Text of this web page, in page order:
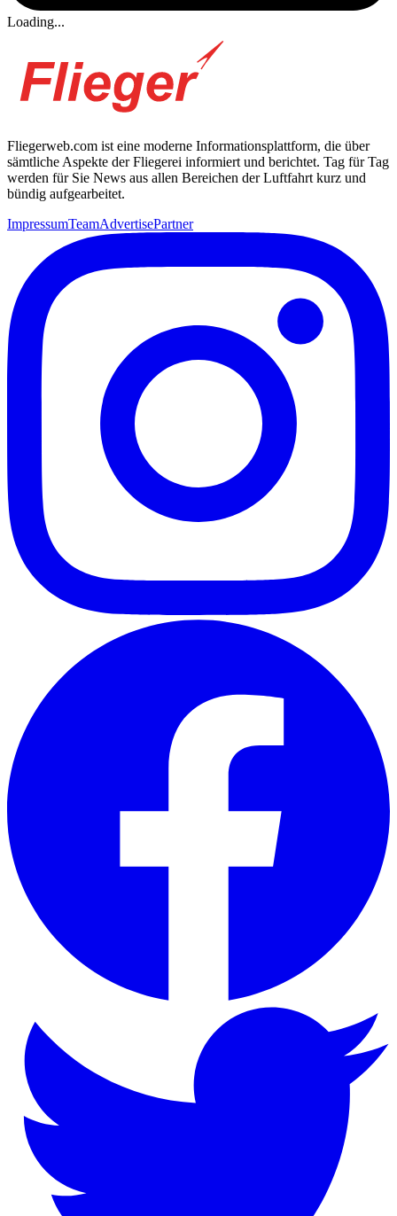
Loading...
Fliegerweb.com ist eine moderne Informationsplattform, die über
sämtliche Aspekte der Fliegerei informiert und berichtet. Tag für Tag
werden für Sie News aus allen Bereichen der Luftfahrt kurz und
bündig aufgearbeitet.
ImpressumTeamAdvertisePartner